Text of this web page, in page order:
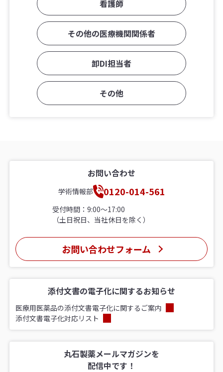
看護師
その他の医療機関関係者
卸DI担当者
その他
お問い合わせ
学術情報部 0120-014-561
受付時間：9:00〜17:00
（土日祝日、当社休日を除く）
お問い合わせフォーム
添付文書の電子化に関するお知らせ
医療用医薬品の添付文書電子化に関するご案内
添付文書電子化対応リスト
丸石製薬メールマガジンを
配信中です！